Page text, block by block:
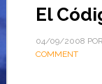
El
04/09/2008 POR
COMMENT